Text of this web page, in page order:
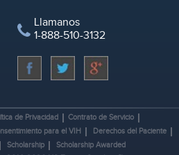
Llamanos
1-888-510-3132
de Privacidad
Contrato de Servicio
para el VIH
Derechos del Paciente
Scholarship Scholarship Awarded